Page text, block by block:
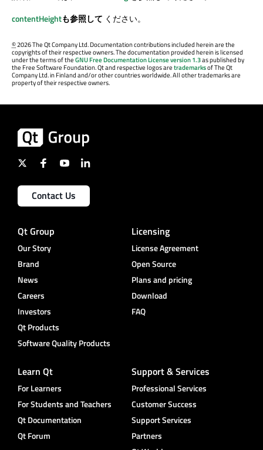
contentHeightも参照して ください。
©2026 The Qt Company Ltd. Documentation contributions included herein are the
copyrights of their respective owners. The documentation provided herein is licensed
under the terms of theGNU Free Documentation License version 1.3as published by
the Free Software Foundation. Qt and respective logos aretrademarksof The Qt
Company Ltd. in Finland and/or other countries worldwide. All other trademarks are
property of their respective owners.
Contact Us
Qt Group
Our Story
Brand
News
Careers
Investors
Qt Products
Software Quality Products
Licensing
License Agreement
Open Source
Plans and pricing
Download
FAQ
Learn Qt
For Learners
For Students and Teachers
Qt Documentation
Qt Forum
Support & Services
Professional Services
Customer Success
Support Services
Partners